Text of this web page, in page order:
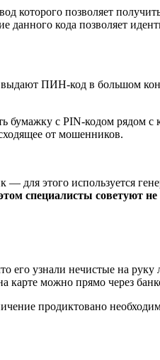
позволяет
кода позволяет
ПИН-код в большом
бумажку с PIN-кодом
от мошенников.
для этого используется
специалисты советуют
его узнали нечистые на
можно прямо через
продиктовано